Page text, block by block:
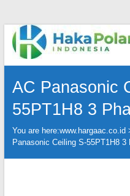
Skip
content
Telp
:
(021)
|
WA
:
081919232328
|
AC Panasonic
55PT1H8 3
You are here:www.hargaac.co.id
Panasonic Ceiling S-55PT1H8